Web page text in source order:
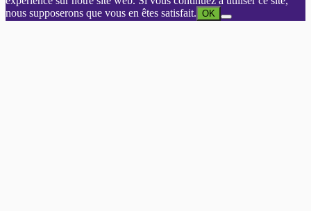
nous supposerons que vous en êtes satisfait. OK